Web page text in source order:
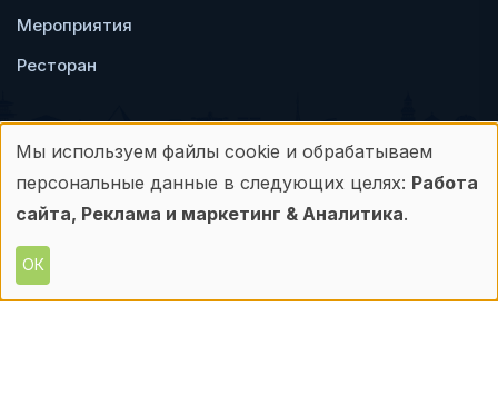
Мероприятия
Ресторан
Пользовательское
соглашение
Политика
конфиденциальности
Любое использование материалов с данного
Использование
персональных
данных
и
Мы используем файлы cookie и обрабатываем
персональные данные в следующих целях: Работа
сайта, Реклама и маркетинг & Аналитика.
ОК